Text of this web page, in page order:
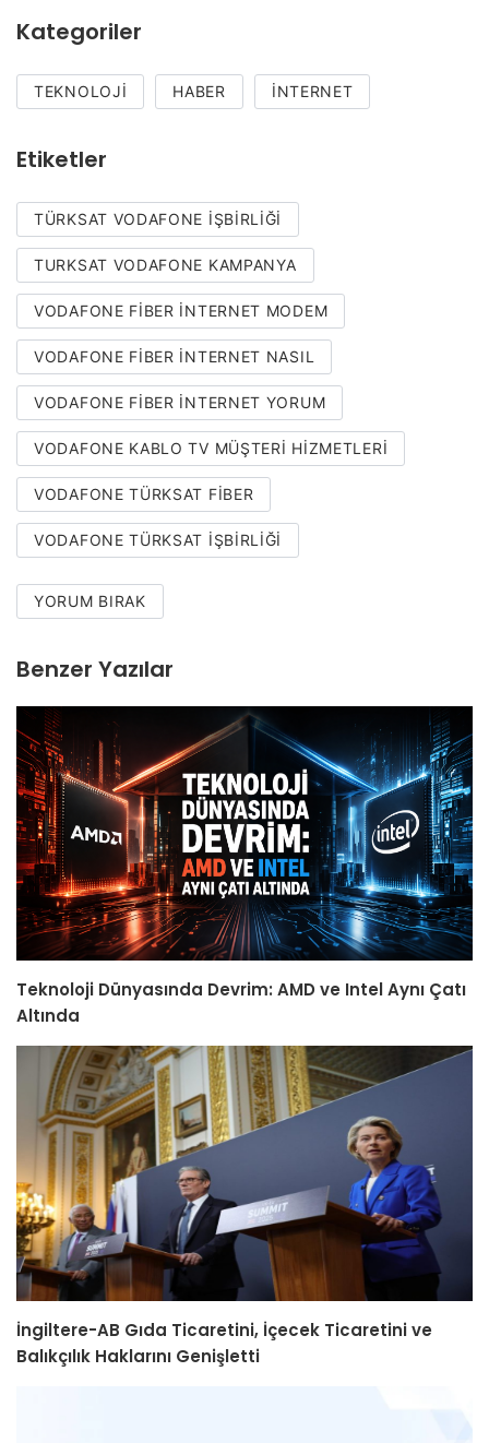
Kategoriler
TEKNOLOJI HABER İNTERNET
Etiketler
TÜRKSAT VODAFONE IŞBIRLIĞI
TURKSAT VODAFONE KAMPANYA
VODAFONE FIBER INTERNET MODEM
VODAFONE FIBER INTERNET NASIL
VODAFONE FIBER INTERNET YORUM
VODAFONE KABLO TV MÜŞTERI HIZMETLERI
VODAFONE TÜRKSAT FIBER
VODAFONE TÜRKSAT IŞBIRLIĞI
YORUM BIRAK
Benzer Yazılar
Teknoloji Dünyasında Devrim: AMD ve Intel Aynı Çatı
Altında
İngiltere-AB Gıda Ticaretini, İçecek Ticaretini ve
Balıkçılık Haklarını Genişletti